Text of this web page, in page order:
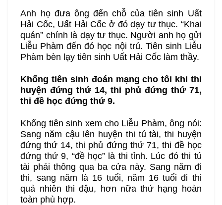
Anh họ đưa ông đến chỗ của tiên sinh Uất
Hải Cốc, Uất Hải Cốc ở đó dạy tư thục. “Khai
quán” chính là dạy tư thục. Người anh họ gửi
Liễu Phàm đến đó học nội trú. Tiên sinh Liễu
Phàm bèn lạy tiên sinh Uất Hải Cốc làm thầy.
Khổng tiên sinh đoán mạng cho tôi khi thi
huyện đứng thứ 14, thi phủ đứng thứ 71,
thi đề học đứng thứ 9.
Khổng tiên sinh xem cho Liễu Phàm, ông nói:
Sang năm cậu lên huyện thi tú tài, thi huyện
đứng thứ 14, thi phủ đứng thứ 71, thi đề học
đứng thứ 9, “đề học” là thi tỉnh. Lúc đó thi tú
tài phải thông qua ba cửa này. Sang năm đi
thi, sang năm là 16 tuổi, năm 16 tuổi đi thi
quả nhiên thi đậu, hơn nữa thứ hạng hoàn
toàn phù hợp.